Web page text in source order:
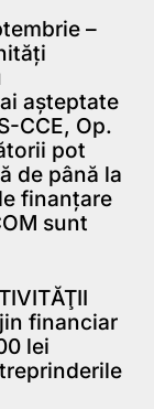
–
aşteptate
CCE, Op.
pot
de până la
finanţare
sunt
financiar
lei